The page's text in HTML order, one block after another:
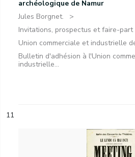
archéologique de Namur
Jules Borgnet.
Invitations, prospectus et faire-part
Union commerciale et industrielle
Bulletin d'adhésion à l'Union
industrielle...
11